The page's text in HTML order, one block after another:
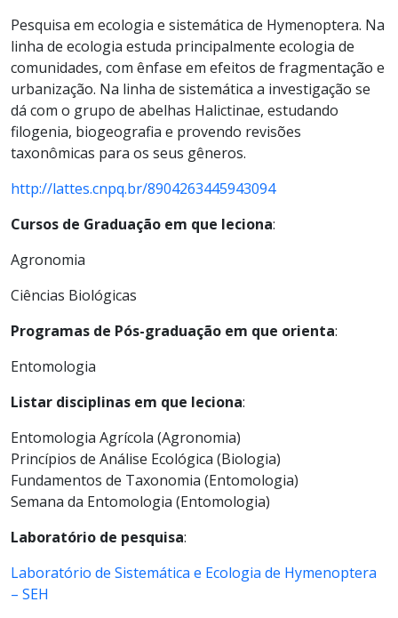
Pesquisa em ecologia e sistemática de Hymenoptera. Na
linha de ecologia estuda principalmente ecologia de
comunidades, com ênfase em efeitos de fragmentação e
urbanização. Na linha de sistemática a investigação se
dá com o grupo de abelhas Halictinae, estudando
filogenia, biogeografia e provendo revisões
taxonômicas para os seus gêneros.
http://lattes.cnpq.br/8904263445943094
Cursos de Graduação em que leciona:
Agronomia
Ciências Biológicas
Programas de Pós-graduação em que orienta:
Entomologia
Listar disciplinas em que leciona:
Entomologia Agrícola (Agronomia)
Princípios de Análise Ecológica (Biologia)
Fundamentos de Taxonomia (Entomologia)
Semana da Entomologia (Entomologia)
Laboratório de pesquisa:
Laboratório de Sistemática e Ecologia de Hymenoptera
– SEH